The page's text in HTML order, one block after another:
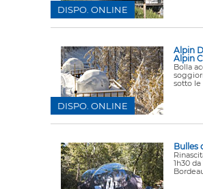
DISPO. ONLINE
Alpin
Alpin
Bolla
sotto le
DISPO. ONLINE
Bulles
1h30 da